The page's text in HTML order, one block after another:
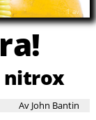
2av10
nitrox
Av John Bantin